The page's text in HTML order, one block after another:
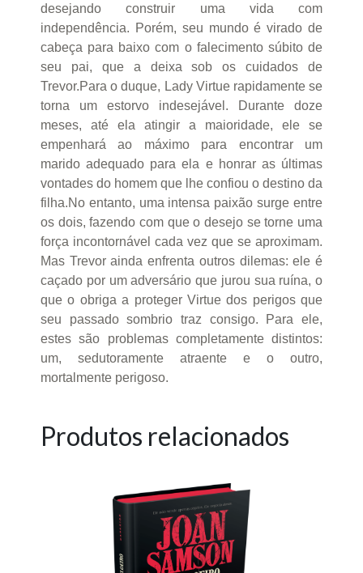
desejando construir uma vida com
independência. Porém, seu mundo é virado de
cabeça para baixo com o falecimento súbito de
seu pai, que a deixa sob os cuidados de
Trevor.Para o duque, Lady Virtue rapidamente se
torna um estorvo indesejável. Durante doze
meses, até ela atingir a maioridade, ele se
empenhará ao máximo para encontrar um
marido adequado para ela e honrar as últimas
vontades do homem que lhe confiou o destino da
filha.No entanto, uma intensa paixão surge entre
os dois, fazendo com que o desejo se torne uma
força incontornável cada vez que se aproximam.
Mas Trevor ainda enfrenta outros dilemas: ele é
caçado por um adversário que jurou sua ruína, o
que o obriga a proteger Virtue dos perigos que
seu passado sombrio traz consigo. Para ele,
estes são problemas completamente distintos:
um, sedutoramente atraente e o outro,
mortalmente perigoso.
Produtos relacionados